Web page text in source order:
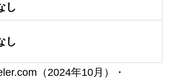
し
し
（2024年10月）・